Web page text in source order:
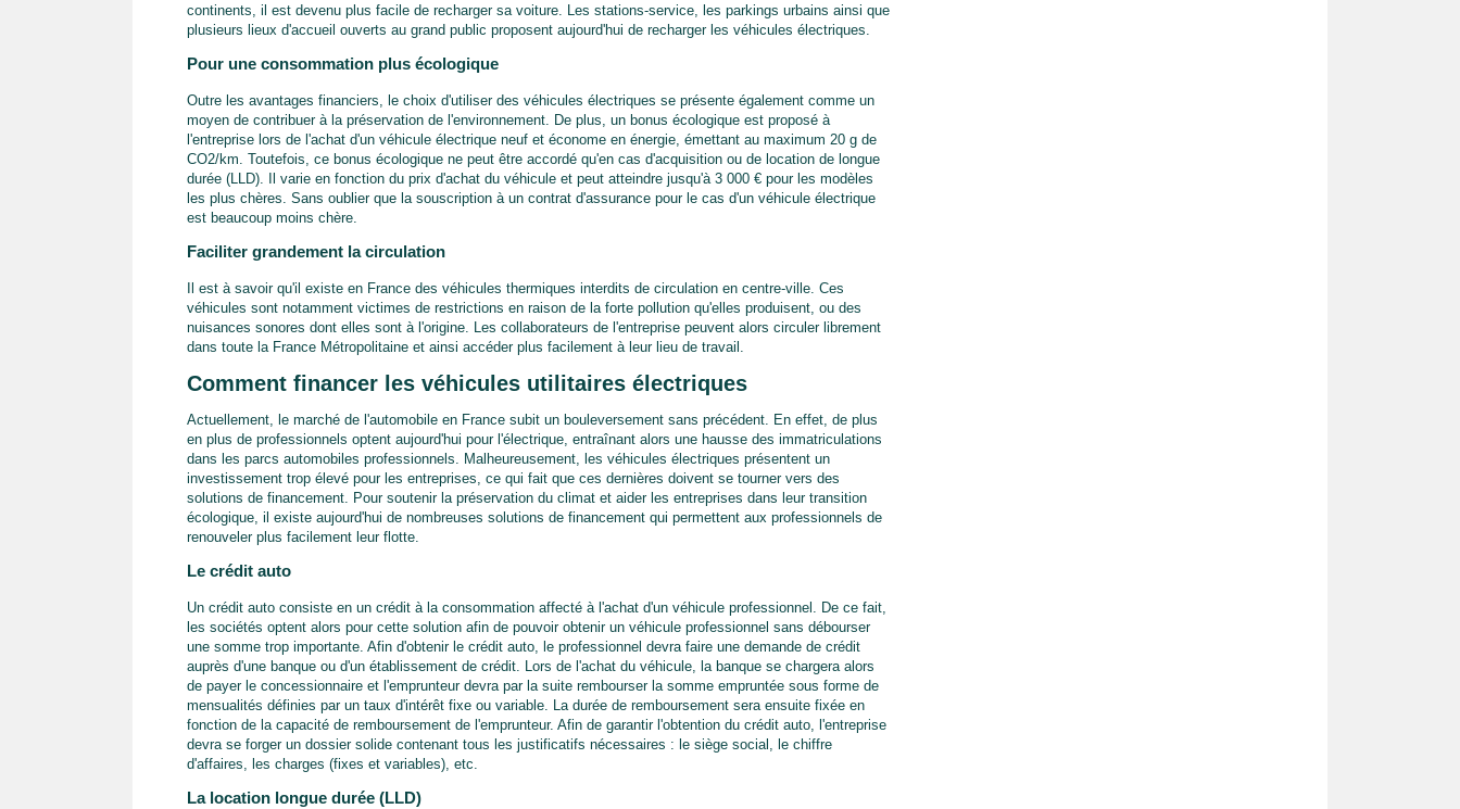
continents, il est devenu plus facile de recharger sa voiture. Les stations-service, les parkings urbains ainsi que
plusieurs lieux d'accueil ouverts au grand public proposent aujourd'hui de recharger les véhicules électriques.
Pour une consommation plus écologique
Outre les avantages financiers, le choix d'utiliser des véhicules électriques se présente également comme un
moyen de contribuer à la préservation de l'environnement. De plus, un bonus écologique est proposé à
l'entreprise lors de l'achat d'un véhicule électrique neuf et économe en énergie, émettant au maximum 20 g de
CO2/km. Toutefois, ce bonus écologique ne peut être accordé qu'en cas d'acquisition ou de location de longue
durée (LLD). Il varie en fonction du prix d'achat du véhicule et peut atteindre jusqu'à 3 000 € pour les modèles
les plus chères. Sans oublier que la souscription à un contrat d'assurance pour le cas d'un véhicule électrique
est beaucoup moins chère.
Faciliter grandement la circulation
Il est à savoir qu'il existe en France des véhicules thermiques interdits de circulation en centre-ville. Ces
véhicules sont notamment victimes de restrictions en raison de la forte pollution qu'elles produisent, ou des
nuisances sonores dont elles sont à l'origine. Les collaborateurs de l'entreprise peuvent alors circuler librement
dans toute la France Métropolitaine et ainsi accéder plus facilement à leur lieu de travail.
Comment financer les véhicules utilitaires électriques
Actuellement, le marché de l'automobile en France subit un bouleversement sans précédent. En effet, de plus
en plus de professionnels optent aujourd'hui pour l'électrique, entraînant alors une hausse des immatriculations
dans les parcs automobiles professionnels. Malheureusement, les véhicules électriques présentent un
investissement trop élevé pour les entreprises, ce qui fait que ces dernières doivent se tourner vers des
solutions de financement. Pour soutenir la préservation du climat et aider les entreprises dans leur transition
écologique, il existe aujourd'hui de nombreuses solutions de financement qui permettent aux professionnels de
renouveler plus facilement leur flotte.
Le crédit auto
Un crédit auto consiste en un crédit à la consommation affecté à l'achat d'un véhicule professionnel. De ce fait,
les sociétés optent alors pour cette solution afin de pouvoir obtenir un véhicule professionnel sans débourser
une somme trop importante. Afin d'obtenir le crédit auto, le professionnel devra faire une demande de crédit
auprès d'une banque ou d'un établissement de crédit. Lors de l'achat du véhicule, la banque se chargera alors
de payer le concessionnaire et l'emprunteur devra par la suite rembourser la somme empruntée sous forme de
mensualités définies par un taux d'intérêt fixe ou variable. La durée de remboursement sera ensuite fixée en
fonction de la capacité de remboursement de l'emprunteur. Afin de garantir l'obtention du crédit auto, l'entreprise
devra se forger un dossier solide contenant tous les justificatifs nécessaires : le siège social, le chiffre
d'affaires, les charges (fixes et variables), etc.
La location longue durée (LLD)